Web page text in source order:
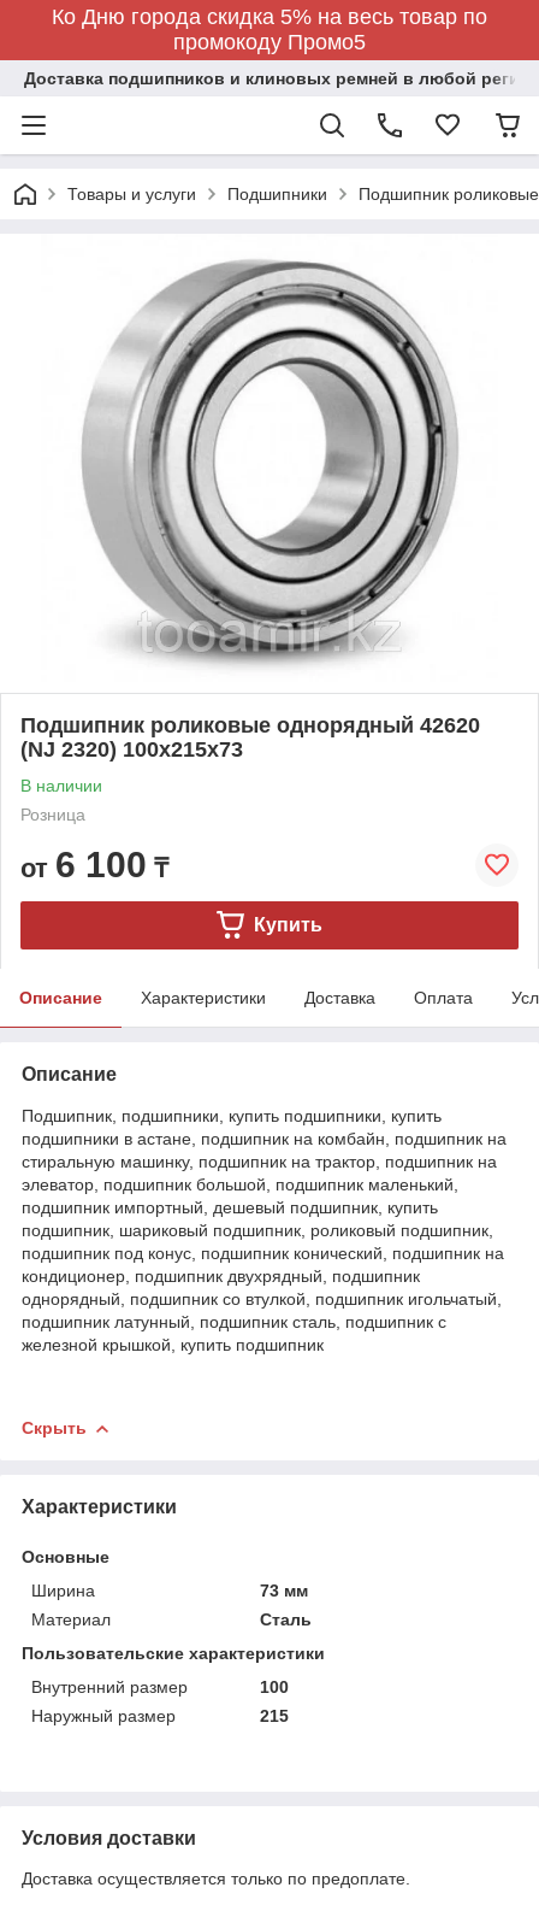
Ко Дню города скидка 5% на весь товар по
промокоду Промо5
Доставка подшипников и клиновых ремней в любой регион
Товары и услуги Подшипники Подшипник
Подшипник роликовые однорядный 42620
(NJ 2320) 100x215x73
В наличии
Розница
от 6 100 ₸
Купить
Описание Характеристики Доставка Оплата
Описание
Подшипник, подшипники, купить подшипники, купить
подшипники в астане, подшипник на комбайн, подшипник на
стиральную машинку, подшипник на трактор, подшипник на
элеватор, подшипник большой, подшипник маленький,
подшипник импортный, дешевый подшипник, купить
подшипник, шариковый подшипник, роликовый подшипник,
подшипник под конус, подшипник конический, подшипник на
кондиционер, подшипник двухрядный, подшипник
однорядный, подшипник со втулкой, подшипник игольчатый,
подшипник латунный, подшипник сталь, подшипник с
железной крышкой, купить подшипник
Скрыть
Характеристики
Основные
Ширина
73 мм
Материал
Сталь
Пользовательские характеристики
Внутренний размер
100
Наружный размер
215
Условия доставки
Доставка осуществляется только по предоплате.